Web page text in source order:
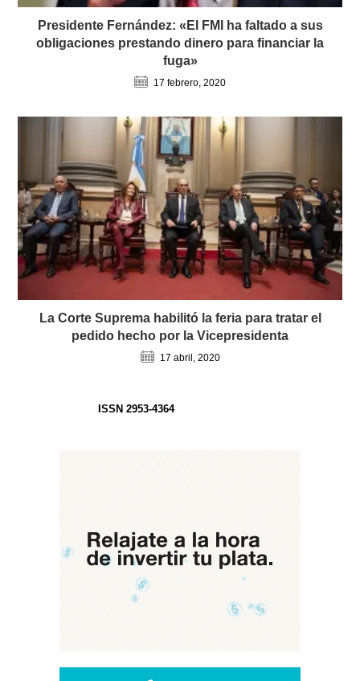
Presidente Fernández: «El FMI ha faltado a sus
obligaciones prestando dinero para financiar la
fuga»
17 febrero, 2020
La Corte Suprema habilitó la feria para tratar el
pedido hecho por la Vicepresidenta
17 abril, 2020
ISSN 2953-4364